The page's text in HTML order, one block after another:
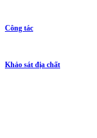
Công tác
Khảo sát địa chất